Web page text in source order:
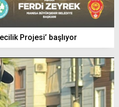
Projesi’ başlıyor